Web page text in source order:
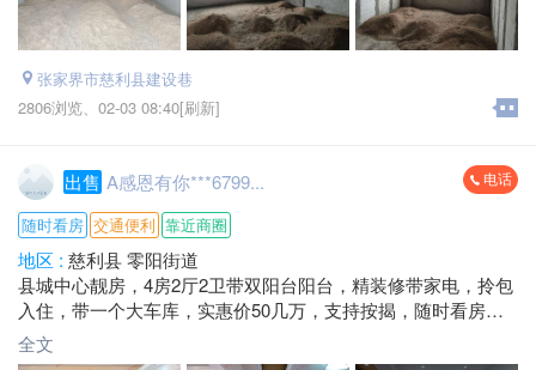
张家界市慈利县建设巷
2806浏览、 02-03 08:40[刷新]
出售 A感恩有你***6799... 电话
随时看房 交通便利 靠近商圈
地区 : 慈利县 零阳街道
县城中心靓房，4房2厅2卫带双阳台阳台，精装修带家电，拎包
入住，带一个大车库，实惠价50几万，支持按揭，随时看房，
有想法的速度微信同号
全文